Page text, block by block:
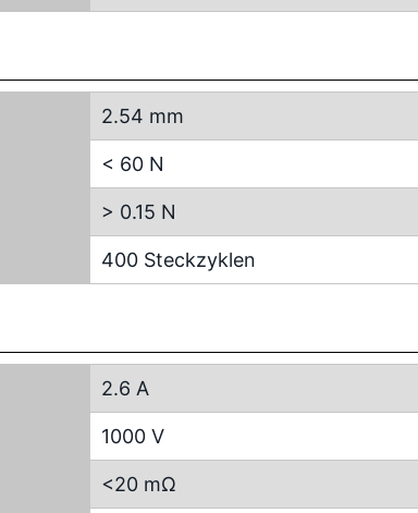
2.54 mm
< 60 N
> 0.15 N
400 Steckzyklen
2.6 A
1000 V
<20 mΩ